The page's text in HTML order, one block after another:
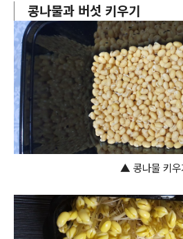
콩나물과 버섯 키우기
▲ 콩나물 키우